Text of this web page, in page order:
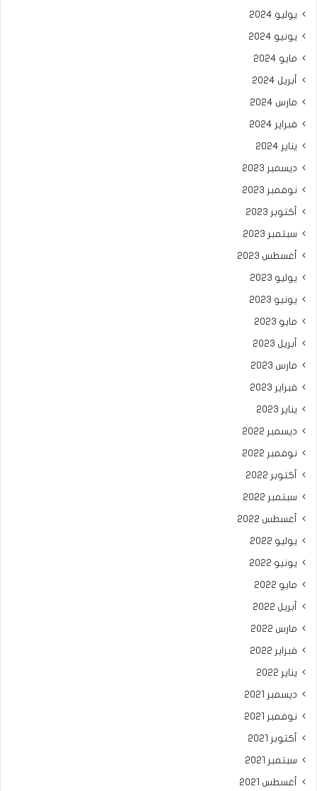
يوليو 2024
يونيو 2024
مايو 2024
أبريل 2024
مارس 2024
فبراير 2024
يناير 2024
ديسمبر 2023
نوفمبر 2023
أكتوبر 2023
سبتمبر 2023
أغسطس 2023
يوليو 2023
يونيو 2023
مايو 2023
أبريل 2023
مارس 2023
فبراير 2023
يناير 2023
ديسمبر 2022
نوفمبر 2022
أكتوبر 2022
سبتمبر 2022
أغسطس 2022
يوليو 2022
يونيو 2022
مايو 2022
أبريل 2022
مارس 2022
فبراير 2022
يناير 2022
ديسمبر 2021
نوفمبر 2021
أكتوبر 2021
سبتمبر 2021
أغسطس 2021